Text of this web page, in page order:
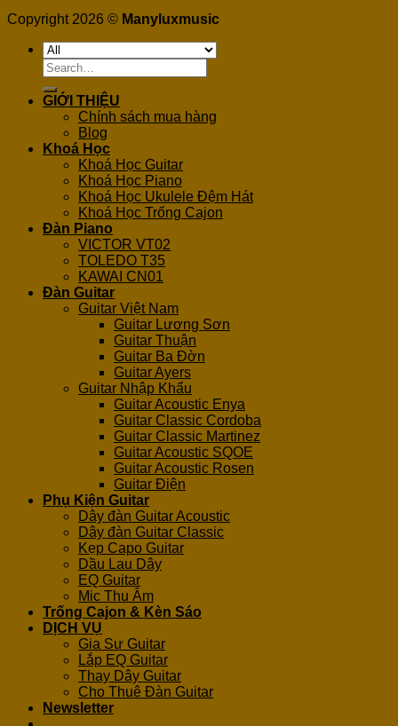
Copyright 2026 © Manyluxmusic
Search
for:
GIỚI THIỆU
Chính sách mua hàng
Blog
Khoá Học
Khoá Học Guitar
Khoá Học Piano
Khoá Học Ukulele Đệm Hát
Khoá Học Trống Cajon
Đàn Piano
VICTOR VT02
TOLEDO T35
KAWAI CN01
Đàn Guitar
Guitar Việt Nam
Guitar Lương Sơn
Guitar Thuận
Guitar Ba Đờn
Guitar Ayers
Guitar Nhập Khẩu
Guitar Acoustic Enya
Guitar Classic Cordoba
Guitar Classic Martinez
Guitar Acoustic SQOE
Guitar Acoustic Rosen
Guitar Điện
Phụ Kiện Guitar
Dây đàn Guitar Acoustic
Dây đàn Guitar Classic
Kẹp Capo Guitar
Dầu Lau Dây
EQ Guitar
Mic Thu Âm
Trống Cajon & Kèn Sáo
DỊCH VỤ
Gia Sư Guitar
Lắp EQ Guitar
Thay Dây Guitar
Cho Thuê Đàn Guitar
Newsletter